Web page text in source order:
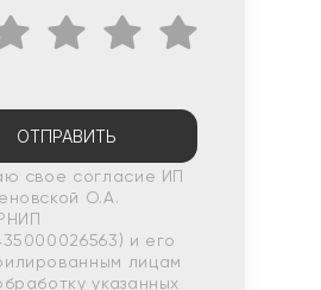
ОТПРАВИТЬ
свое согласие ИП
О.А.
и его
лицам
указанных